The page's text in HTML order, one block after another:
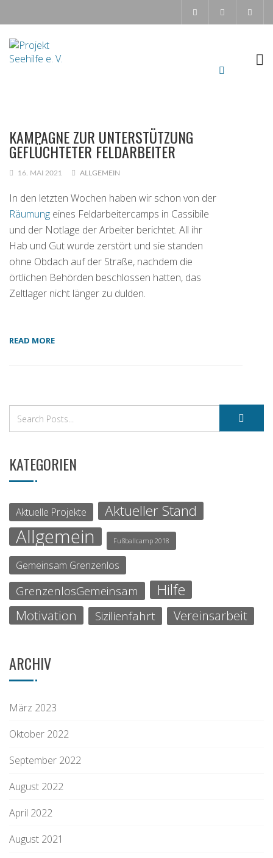
KAMPAGNE ZUR UNTERSTÜTZUNG
GEFLÜCHTETER FELDARBEITER
16. MAI 2021 ALLGEMEIN
In den letzten Wochen haben wir schon von der
Räumung eines Feldarbeitercamps in Cassibile
und der Notlage der Arbeiter berichtet. All ihr
Hab und Gut wurde zerstört und sie standen
ohne Obdach auf der Straße, nachdem die
örtlichen Behörden beschlossen hatten, das
Zeltlager nicht länger zu dulden.
READ MORE
KATEGORIEN
Aktuelle Projekte Aktueller Stand
Allgemein Fußballcamp 2018
Gemeinsam Grenzenlos
GrenzenlosGemeinsam Hilfe
Motivation Sizilienfahrt Vereinsarbeit
ARCHIV
März 2023
Oktober 2022
September 2022
August 2022
April 2022
August 2021